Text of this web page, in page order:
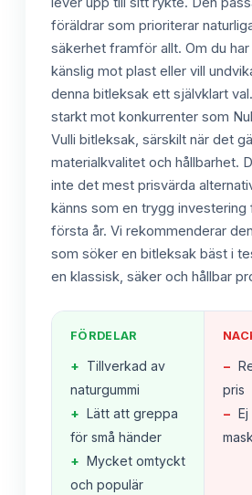
föräldrar som prioriterar
säkerhet framför allt. Om du
känslig mot plast eller vill
denna bitleksak ett självklart
starkt mot konkurrenter som
Vulli bitleksak, särskilt när det
materialkvalitet och hållbarhet.
inte det mest prisvärda
känns som en trygg investering
första år. Vi rekommenderar
som söker en bitleksak bäst i
en klassisk, säker och hållbar
FÖRDELAR
+ Tillverkad av
naturgummi
+ Lätt att greppa
för små händer
+ Mycket omtyckt
och populär
−
pris
− Ej